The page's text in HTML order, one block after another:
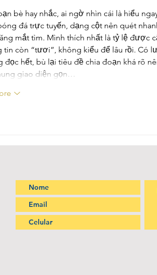
bè hay nhắc, ai ngờ nhìn cái là hiểu
đá trực tuyến, dạng cột nên quét
mắt tìm. Mình thích nhất là tỷ lệ được
tin còn “tươi”, không kiểu để lâu rồi. Có
hết, bù lại tiêu đề chia đoạn khá rõ
giao diện gọn…